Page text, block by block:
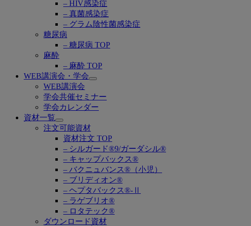
– HIV感染症
– 真菌感染症
– グラム陰性菌感染症
糖尿病
– 糖尿病 TOP
麻酔
– 麻酔 TOP
WEB講演会・学会
Open
WEB講演会
学会共催セミナー
学会カレンダー
資材一覧
Open
submenu
注文可能資材
資材注文 TOP
– シルガード®9/ガーダシル®
– キャップバックス®
– バクニュバンス®（小児）
– ブリディオン®
– ヘプタバックス®-Ⅱ
– ラゲブリオ®
– ロタテック®
ダウンロード資材